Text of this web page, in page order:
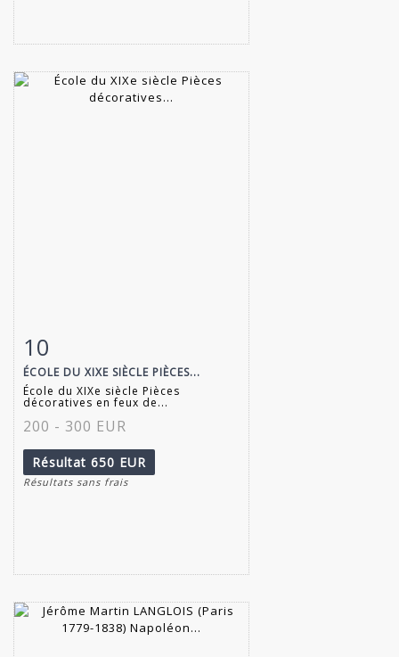
Fiche détaillée
10
ÉCOLE DU XIXE SIÈCLE PIÈCES...
École du XIXe siècle Pièces
décoratives en feux de...
200 - 300 EUR
Résultat 650 EUR
Résultats sans frais